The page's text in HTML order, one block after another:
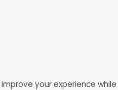
your experience while